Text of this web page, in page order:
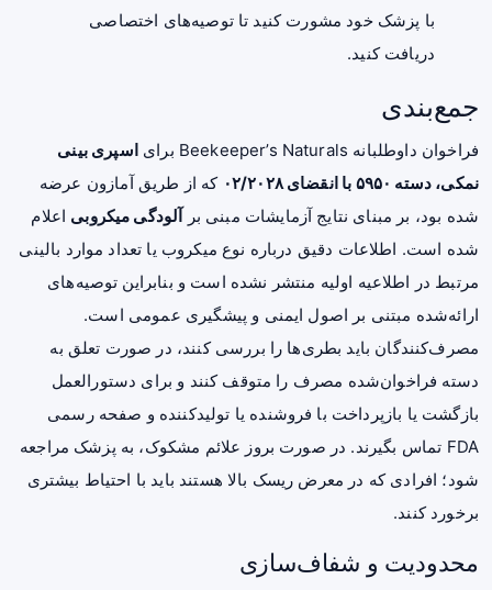
با پزشک خود مشورت کنید تا توصیه‌های اختصاصی
دریافت کنید.
جمع‌بندی
فراخوان داوطلبانه Beekeeper’s Naturals برای
اسپری بینی
نمکی، دسته ۵۹۵۰ با انقضای ۰۲/۲۰۲۸
که از طریق آمازون عرضه
شده بود، بر مبنای نتایج آزمایشات مبنی بر
آلودگی میکروبی اعلام
شده است. اطلاعات دقیق درباره نوع میکروب یا تعداد موارد بالینی
مرتبط در اطلاعیه اولیه منتشر نشده است و بنابراین توصیه‌های
ارائه‌شده مبتنی بر اصول ایمنی و پیشگیری عمومی است.
مصرف‌کنندگان باید بطری‌ها را بررسی کنند، در صورت تعلق به
دسته فراخوان‌شده مصرف را متوقف کنند و برای دستورالعمل
بازگشت یا بازپرداخت با فروشنده یا تولیدکننده و صفحه رسمی
FDA تماس بگیرند. در صورت بروز علائم مشکوک، به پزشک مراجعه
شود؛ افرادی که در معرض ریسک بالا هستند باید با احتیاط بیشتری
برخورد کنند.
محدودیت و شفاف‌سازی